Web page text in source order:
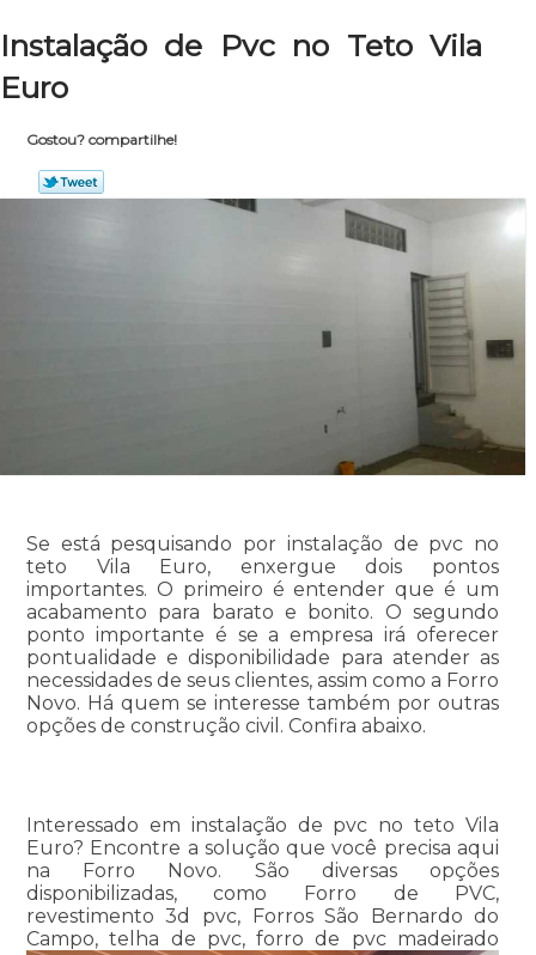
Instalação de Pvc no Teto Vila
Euro
Gostou? compartilhe!
Se está pesquisando por instalação de pvc no
teto Vila Euro, enxergue dois pontos
importantes. O primeiro é entender que é um
acabamento para barato e bonito. O segundo
ponto importante é se a empresa irá oferecer
pontualidade e disponibilidade para atender as
necessidades de seus clientes, assim como a Forro
Novo. Há quem se interesse também por outras
opções de construção civil. Confira abaixo.
Interessado em instalação de pvc no teto Vila
Euro? Encontre a solução que você precisa aqui
na Forro Novo. São diversas opções
disponibilizadas, como Forro de PVC,
revestimento 3d pvc, Forros São Bernardo do
Campo, telha de pvc, forro de pvc madeirado